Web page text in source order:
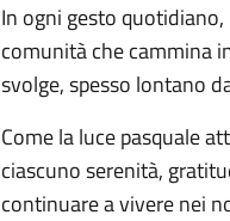
In ogni gesto
comunità che cammina
svolge, spesso lontano
Come la luce pasquale
ciascuno serenità,
continuare a vivere nei